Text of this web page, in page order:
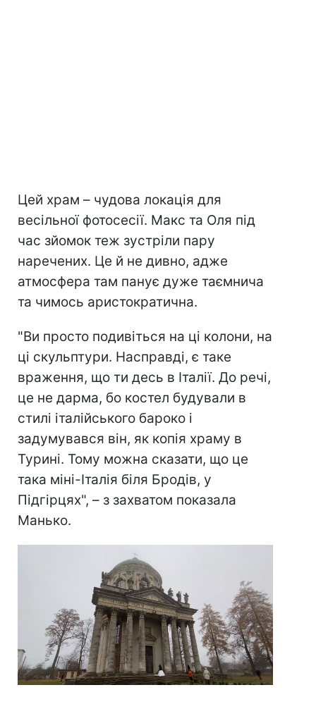
Цей храм – чудова локація для
весільної фотосесії. Макс та Оля під
час зйомок теж зустріли пару
наречених. Це й не дивно, адже
атмосфера там панує дуже таємнича
та чимось аристократична.
"Ви просто подивіться на ці колони, на
ці скульптури. Насправді, є таке
враження, що ти десь в Італії. До речі,
це не дарма, бо костел будували в
стилі італійського бароко і
задумувався він, як копія храму в
Турині. Тому можна сказати, що це
така міні-Італія біля Бродів, у
Підгірцях", – з захватом показала
Манько.